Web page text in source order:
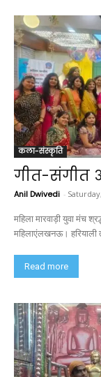
कला-संस्कृति
गीत-संगीत
Anil Dwivedi -
महिला मारवाड़ी युवा मंच
महिलाएंलखनऊ। हरियाली
Read more